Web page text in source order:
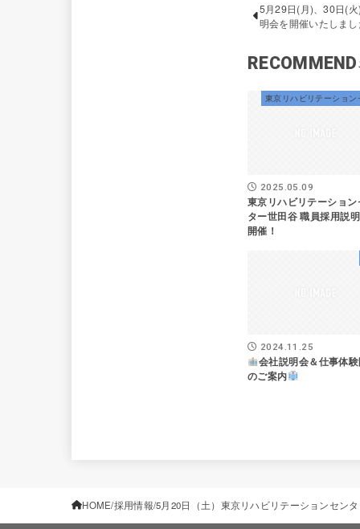
5月29日(月)、30日(
明会を開催いたしまし
RECOMMEND
2025.05.09
東京リハビリテーション
ター世田谷 職員採用説
開催！
2024.11.25
会社説明会＆仕事体
のご案内
HOME 採用情報 5月20日（土）東京リハビリテーションセン